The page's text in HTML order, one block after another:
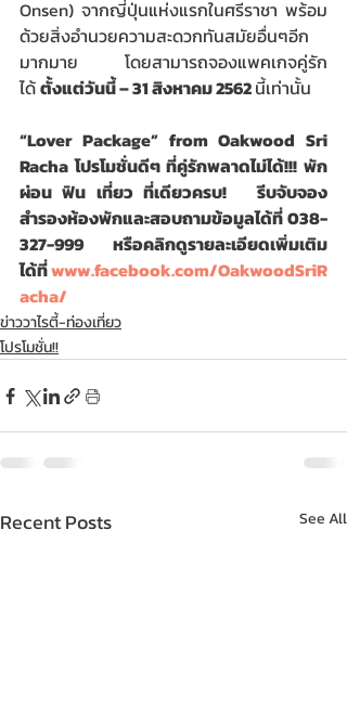
Onsen) จากญี่ปุ่นแห่งแรกในศรีราชา พร้อม
ด้วยสิ่งอำนวยความสะดวกทันสมัยอื่นๆอีก
มากมาย โดยสามารถจองแพคเกจคู่รัก
ได้ ตั้งแต่วันนี้ – 31 สิงหาคม 2562 นี้เท่านั้น
“Lover Package” from Oakwood Sri
Racha โปรโมชั่นดีๆ ที่คู่รักพลาดไม่ได้!!! พัก
ผ่อน ฟิน เที่ยว ที่เดียวครบ!   รีบจับจอง
สำรองห้องพักและสอบถามข้อมูลได้ที่ 038-
327-999 หรือคลิกดูรายละเอียดเพิ่มเติม
ได้ที่ www.facebook.com/OakwoodSriR
acha/
ข่าววาไรตี้-ท่องเที่ยว
โปรโมชั่น!!
Recent Posts See All